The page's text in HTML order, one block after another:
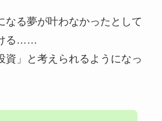
なる夢が叶わなかったとして
る……
資」と考えられるようになっ